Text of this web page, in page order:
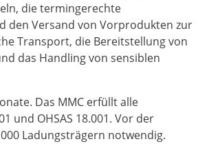
die termingerechte
den Versand von Vorprodukten zur
Transport, die Bereitstellung von
das Handling von sensiblen
Das MMC erfüllt alle
und OHSAS 18.001. Vor der
Ladungsträgern notwendig.